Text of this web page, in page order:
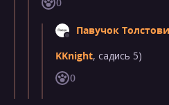
Павучок
KKnight, садись 5)
0